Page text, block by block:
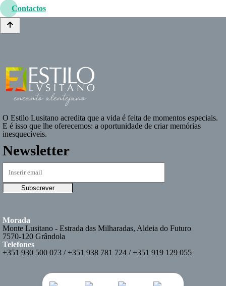
Contactos
O Estilo Lusitano acredita que a vida é feita de momentos especiais.
E é isso que lhe oferecemos: a oportunidade de criar memórias
inesquecíveis.
Newsletter
Morada
Monte Lusitano - Estrada das Milharadas, Aldeia do Futuro
7570-120 Grândola
Telefones
+351 930 500 073 / +351 938 781 724 / +351 919 129 055